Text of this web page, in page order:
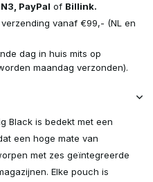
PayPal of Billink.
verzending vanaf €99,- (NL en
dag in huis mits op
maandag verzonden).
Black is bedekt met een
een hoge mate van
met zes geïntegreerde
Elke pouch is